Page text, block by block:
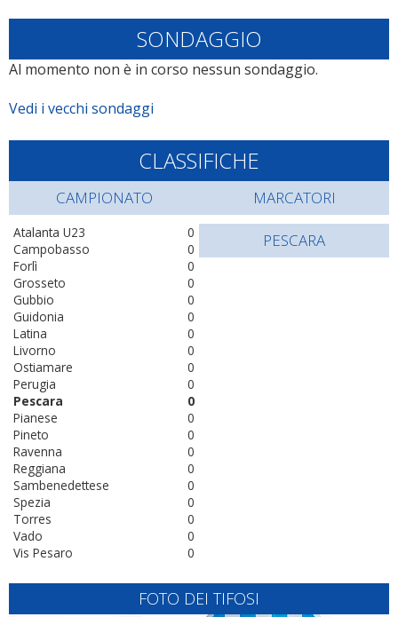
SONDAGGIO
Al momento non è in corso nessun sondaggio.
Vedi i vecchi sondaggi
CLASSIFICHE
CAMPIONATO
0
Atalanta U23
0
Campobasso
0
Forlì
0
Grosseto
0
Gubbio
0
Guidonia
0
Latina
0
Livorno
0
Ostiamare
0
Perugia
0
Pescara
0
Pianese
0
Pineto
0
Ravenna
0
Reggiana
0
Sambenedettese
0
Spezia
0
Torres
0
Vado
0
Vis Pesaro
MARCATORI
PESCARA
FOTO DEI TIFOSI